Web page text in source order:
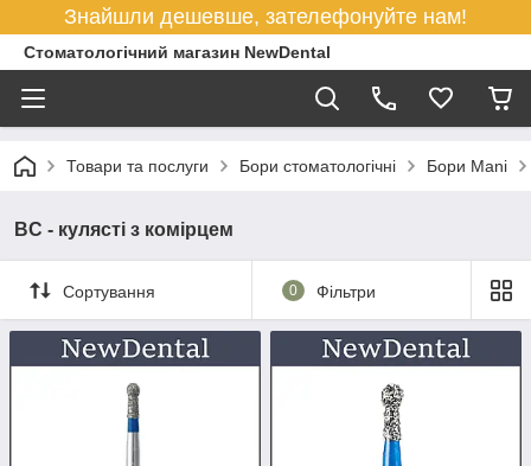
Знайшли дешевше, зателефонуйте нам!
Стоматологічний магазин NewDental
Товари та послуги Бори стоматологічні Бори Mani
BC - кулясті з комірцем
Сортування 0 Фільтри